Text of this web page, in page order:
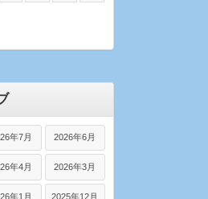
年7月 2026年6月
年4月 2026年3月
年1月 2025年12月